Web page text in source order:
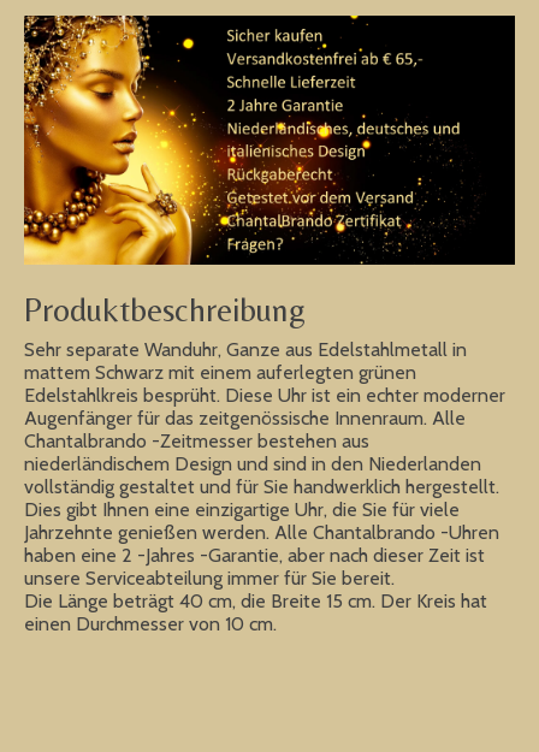
Produktbeschreibung
Sehr separate Wanduhr, Ganze aus Edelstahlmetall in
mattem Schwarz mit einem auferlegten grünen
Edelstahlkreis besprüht. Diese Uhr ist ein echter moderner
Augenfänger für das zeitgenössische Innenraum. Alle
Chantalbrando -Zeitmesser bestehen aus
niederländischem Design und sind in den Niederlanden
vollständig gestaltet und für Sie handwerklich hergestellt.
Dies gibt Ihnen eine einzigartige Uhr, die Sie für viele
Jahrzehnte genießen werden. Alle Chantalbrando -Uhren
haben eine 2 -Jahres -Garantie, aber nach dieser Zeit ist
unsere Serviceabteilung immer für Sie bereit.
Die Länge beträgt 40 cm, die Breite 15 cm. Der Kreis hat
einen Durchmesser von 10 cm.